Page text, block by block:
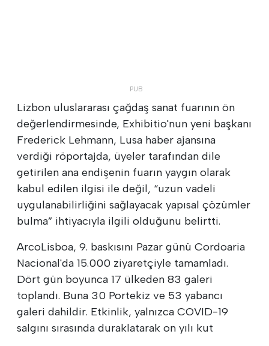
Lizbon uluslararası çağdaş sanat fuarının ön
değerlendirmesinde, Exhibitio'nun yeni başkanı
Frederick Lehmann, Lusa haber ajansına
verdiği röportajda, üyeler tarafından dile
getirilen ana endişenin fuarın yaygın olarak
kabul edilen ilgisi ile değil, “uzun vadeli
uygulanabilirliğini sağlayacak yapısal çözümler
bulma” ihtiyacıyla ilgili olduğunu belirtti.
ArcoLisboa, 9. baskısını Pazar günü Cordoaria
Nacional'da 15.000 ziyaretçiyle tamamladı.
Dört gün boyunca 17 ülkeden 83 galeri
toplandı. Buna 30 Portekiz ve 53 yabancı
galeri dahildir. Etkinlik, yalnızca COVID-19
salgını sırasında duraklatarak on yılı kut